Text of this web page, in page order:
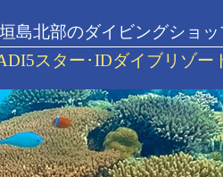
島北部のダイビングショッ
スター･IDダイブリゾー